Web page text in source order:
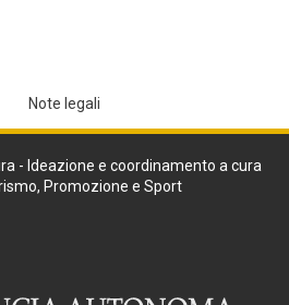
Note legali
- Ideazione e coordinamento a cura
Promozione e Sport